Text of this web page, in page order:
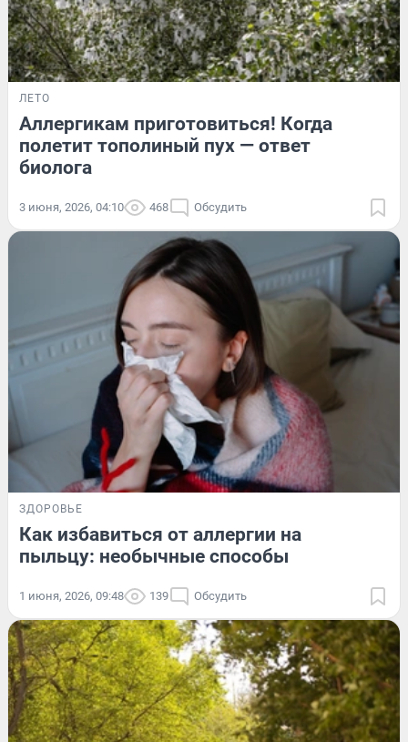
ЛЕТО
Аллергикам приготовиться! Когда
полетит тополиный пух — ответ
биолога
3 июня, 2026, 04:10 468 Обсудить
ЗДОРОВЬЕ
Как избавиться от аллергии на
пыльцу: необычные способы
1 июня, 2026, 09:48 139 Обсудить